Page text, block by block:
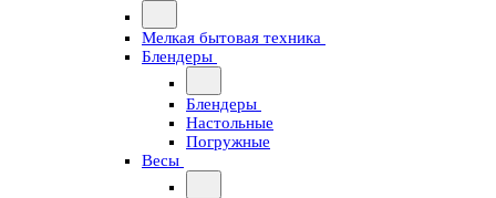
Мелкая бытовая техника
Блендеры
Блендеры
Настольные
Погружные
Весы